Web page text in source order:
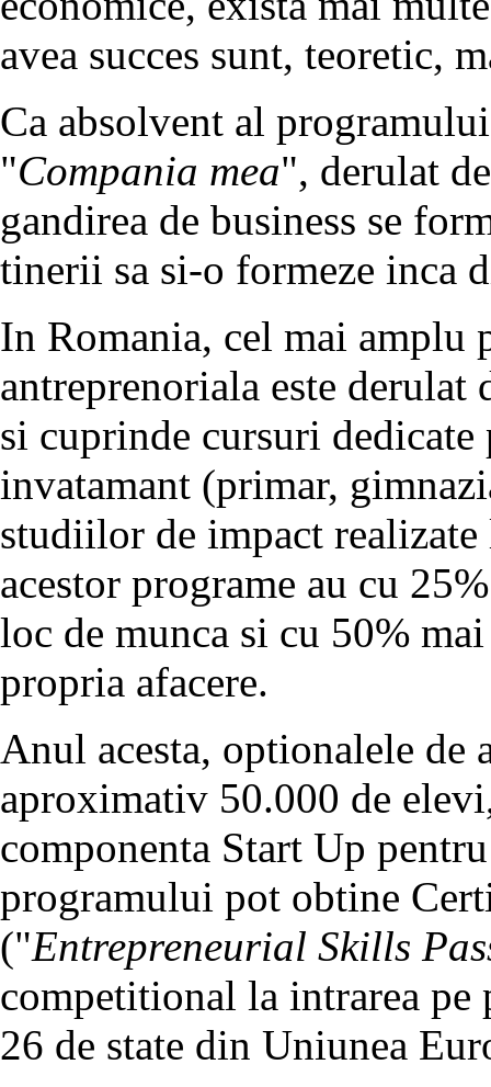
avea succes sunt, teoretic,
Ca absolvent al
"Compania mea", derulat
gandirea de business se
tinerii sa si-o formeze inca
In Romania, cel mai amplu
antreprenoriala este
si cuprinde cursuri
invatamant (primar,
studiilor de impact
acestor programe au cu
loc de munca si cu 50%
propria afacere.
Anul acesta, optionalele de
aproximativ 50.000 de
componenta Start Up
programului pot obtine
("Entrepreneurial Skills
competitional la intrarea
26 de state din Uniunea